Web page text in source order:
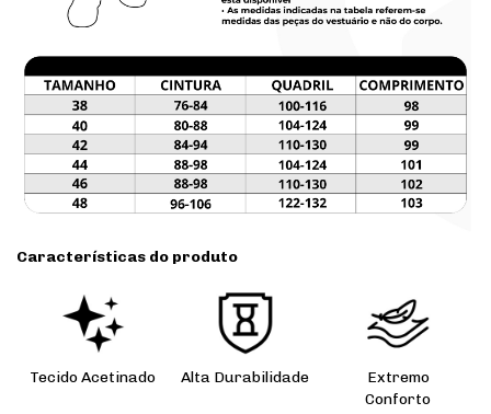
Características do produto
Tecido Acetinado Alta Durabilidade
Extremo
Conforto